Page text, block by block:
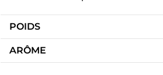
POIDS
ARÔME